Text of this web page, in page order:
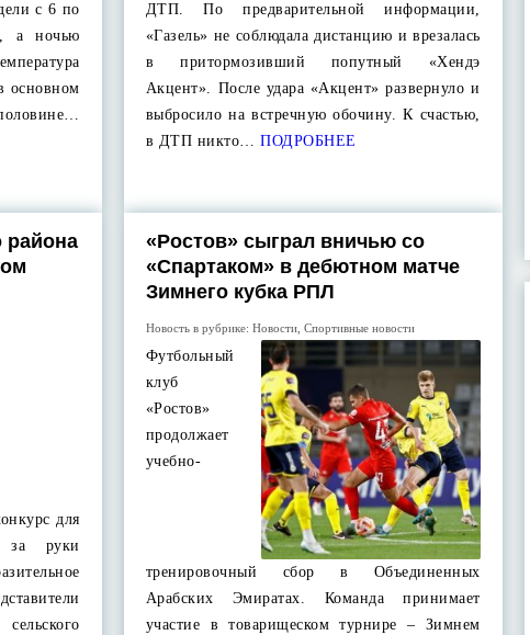
с 6 по
а ночью
основном
ДТП. По предварительной информации,
«Газель» не соблюдала дистанцию и врезалась
в притормозивший попутный «Хендэ
Акцент». После удара «Акцент» развернуло и
выбросило на встречную обочину. К счастью,
в ДТП никто… ПОДРОБНЕЕ
района
для
за руки
«Ростов» сыграл вничью со
«Спартаком» в дебютном матче
Зимнего кубка РПЛ
Новость в рубрике: Новости, Спортивные новости
Футбольный
клуб
«Ростов»
продолжает
учебно-
тренировочный сбор в Объединенных
Арабских Эмиратах. Команда принимает
участие в товарищеском турнире – Зимнем